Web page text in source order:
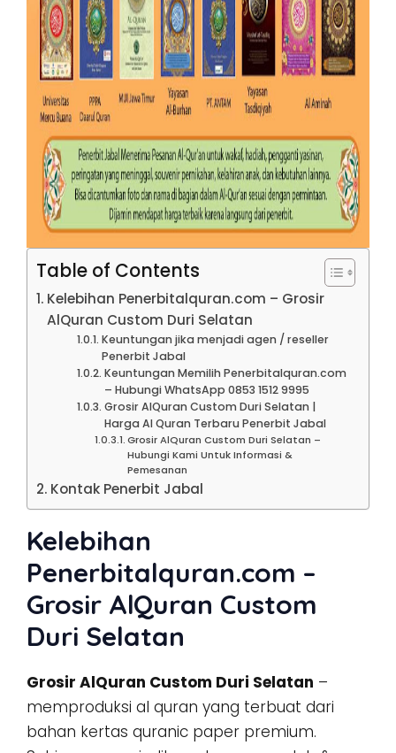
Table of Contents
Kelebihan Penerbitalquran.com – Grosir
AlQuran Custom Duri Selatan
Keuntungan jika menjadi agen / reseller
Penerbit Jabal
Keuntungan Memilih Penerbitalquran.com
– Hubungi WhatsApp 0853 1512 9995
Grosir AlQuran Custom Duri Selatan |
Harga Al Quran Terbaru Penerbit Jabal
Grosir AlQuran Custom Duri Selatan –
Hubungi Kami Untuk Informasi &
Pemesanan
Kontak Penerbit Jabal
Kelebihan
Penerbitalquran.com –
Grosir AlQuran Custom
Duri Selatan
Grosir AlQuran Custom Duri Selatan –
memproduksi al quran yang terbuat dari
bahan kertas quranic paper premium.